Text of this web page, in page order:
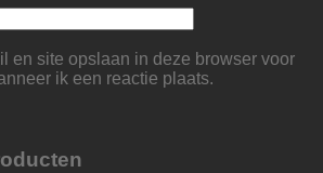
en site opslaan in deze browser voor
ik een reactie plaats.